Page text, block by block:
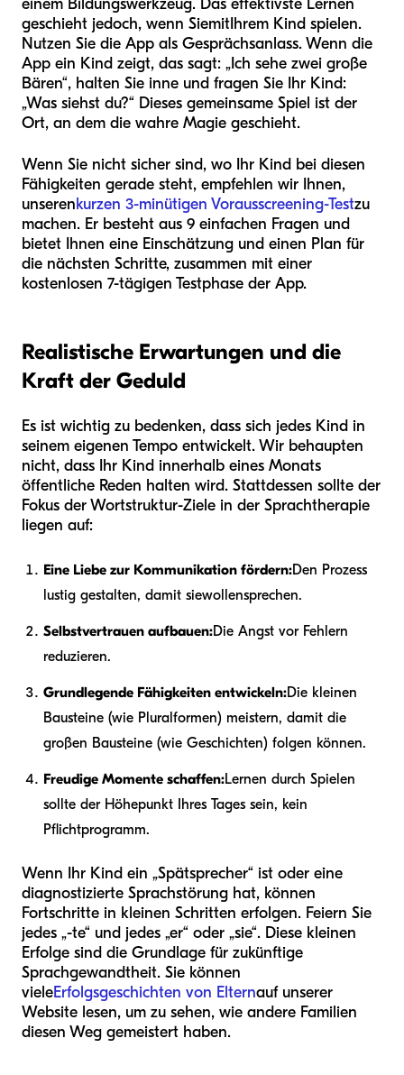
einem Bildungswerkzeug. Das effektivste Lernen
geschieht jedoch, wenn SiemitIhrem Kind spielen.
Nutzen Sie die App als Gesprächsanlass. Wenn die
App ein Kind zeigt, das sagt: „Ich sehe zwei große
Bären“, halten Sie inne und fragen Sie Ihr Kind:
„Was siehst du?“ Dieses gemeinsame Spiel ist der
Ort, an dem die wahre Magie geschieht.
Wenn Sie nicht sicher sind, wo Ihr Kind bei diesen
Fähigkeiten gerade steht, empfehlen wir Ihnen,
unserenkurzen 3-minütigen Vorausscreening-Testzu
machen. Er besteht aus 9 einfachen Fragen und
bietet Ihnen eine Einschätzung und einen Plan für
die nächsten Schritte, zusammen mit einer
kostenlosen 7-tägigen Testphase der App.
Realistische Erwartungen und die
Kraft der Geduld
Es ist wichtig zu bedenken, dass sich jedes Kind in
seinem eigenen Tempo entwickelt. Wir behaupten
nicht, dass Ihr Kind innerhalb eines Monats
öffentliche Reden halten wird. Stattdessen sollte der
Fokus der Wortstruktur-Ziele in der Sprachtherapie
liegen auf:
Eine Liebe zur Kommunikation fördern:Den Prozess
lustig gestalten, damit siewollensprechen.
Selbstvertrauen aufbauen:Die Angst vor Fehlern
reduzieren.
Grundlegende Fähigkeiten entwickeln:Die kleinen
Bausteine (wie Pluralformen) meistern, damit die
großen Bausteine (wie Geschichten) folgen können.
Freudige Momente schaffen:Lernen durch Spielen
sollte der Höhepunkt Ihres Tages sein, kein
Pflichtprogramm.
Wenn Ihr Kind ein „Spätsprecher“ ist oder eine
diagnostizierte Sprachstörung hat, können
Fortschritte in kleinen Schritten erfolgen. Feiern Sie
jedes „-te“ und jedes „er“ oder „sie“. Diese kleinen
Erfolge sind die Grundlage für zukünftige
Sprachgewandtheit. Sie können
vieleErfolgsgeschichten von Elternauf unserer
Website lesen, um zu sehen, wie andere Familien
diesen Weg gemeistert haben.